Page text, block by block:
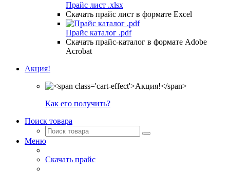
Прайс лист .xlsx
Скачать прайс лист в формате Excel
Прайс каталог .pdf
Скачать прайс-каталог в формате Adobe
Acrobat
Акция!
Как его получить?
Поиск товара
Меню
Скачать прайс